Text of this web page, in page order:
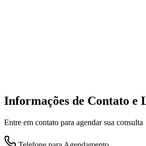
Informações de Contato e
Entre em contato para agendar sua consulta